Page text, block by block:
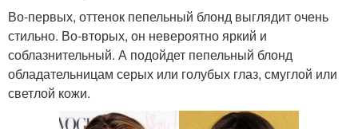
Во-первых, оттенок пепельный блонд выглядит очень
стильно. Во-вторых, он невероятно яркий и
соблазнительный. А подойдет пепельный блонд
обладательницам серых или голубых глаз, смуглой или
светлой кожи.